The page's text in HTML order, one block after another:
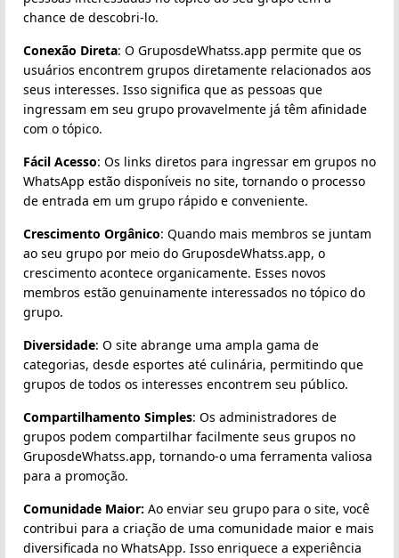
chance de descobri-lo.
Conexão Direta: O GruposdeWhatss.app permite que os
usuários encontrem grupos diretamente relacionados aos
seus interesses. Isso significa que as pessoas que
ingressam em seu grupo provavelmente já têm afinidade
com o tópico.
Fácil Acesso: Os links diretos para ingressar em grupos no
WhatsApp estão disponíveis no site, tornando o processo
de entrada em um grupo rápido e conveniente.
Crescimento Orgânico: Quando mais membros se juntam
ao seu grupo por meio do GruposdeWhatss.app, o
crescimento acontece organicamente. Esses novos
membros estão genuinamente interessados no tópico do
grupo.
Diversidade: O site abrange uma ampla gama de
categorias, desde esportes até culinária, permitindo que
grupos de todos os interesses encontrem seu público.
Compartilhamento Simples: Os administradores de
grupos podem compartilhar facilmente seus grupos no
GruposdeWhatss.app, tornando-o uma ferramenta valiosa
para a promoção.
Comunidade Maior: Ao enviar seu grupo para o site, você
contribui para a criação de uma comunidade maior e mais
diversificada no WhatsApp. Isso enriquece a experiência